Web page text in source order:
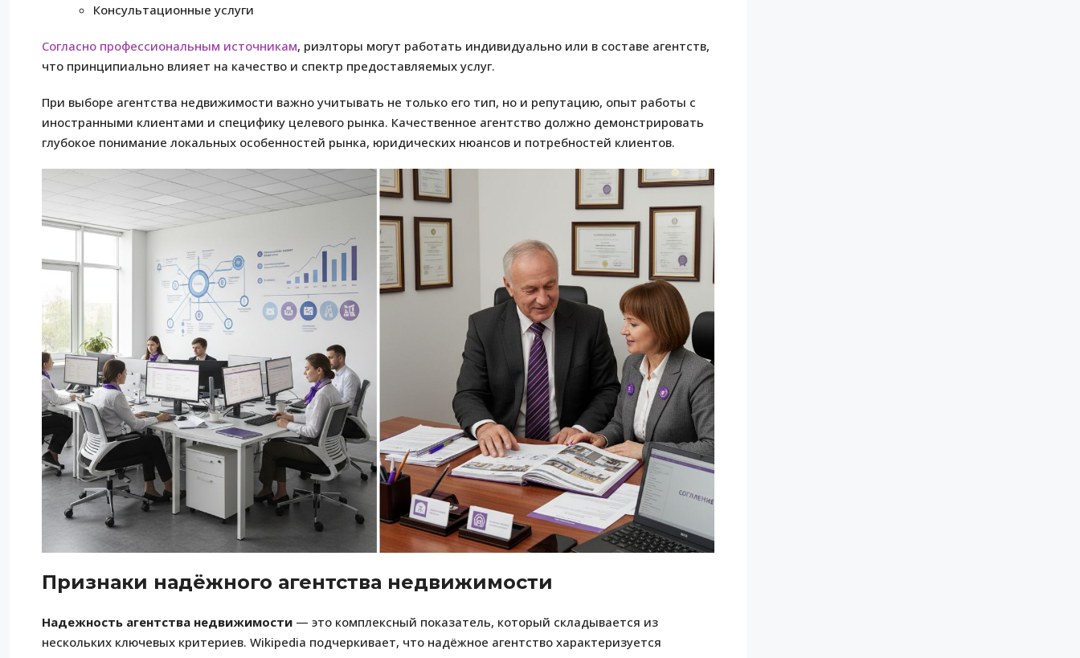
Консультационные услуги
Согласно профессиональным источникам, риэлторы могут работать индивидуально или в составе агентств,
что принципиально влияет на качество и спектр предоставляемых услуг.
При выборе агентства недвижимости важно учитывать не только его тип, но и репутацию, опыт работы с
иностранными клиентами и специфику целевого рынка. Качественное агентство должно демонстрировать
глубокое понимание локальных особенностей рынка, юридических нюансов и потребностей клиентов.
Признаки надёжного агентства недвижимости
Надежность агентства недвижимости — это комплексный показатель, который складывается из
нескольких ключевых критериев. Wikipedia подчеркивает, что надёжное агентство характеризуется